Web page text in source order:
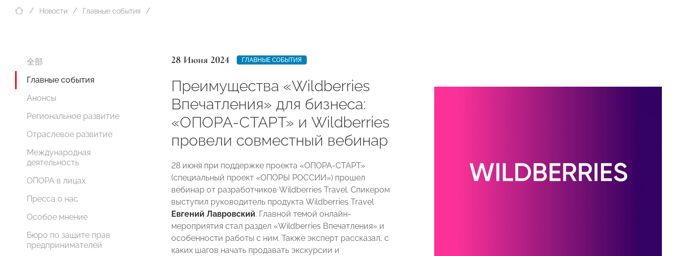
Новости Главные события
全部
Главные события
Анонсы
Региональное развитие
Отраслевое развитие
Международная
деятельность
ОПОРА в лицах
Пресса о нас
Особое мнение
Бюро по защите прав
предпринимателей
28 Июня 2024 ГЛАВНЫЕ СОБЫТИЯ
Преимущества «Wildberries
Впечатления» для бизнеса:
«ОПОРА-СТАРТ» и Wildberries
провели совместный вебинар
28 июня при поддержке проекта «ОПОРА-СТАРТ»
(специальный проект «ОПОРЫ РОССИИ») прошел
вебинар от разработчиков Wildberries Travel. Спикером
выступил руководитель продукта Wildberries Travel
Евгений Лавровский. Главной темой онлайн-
мероприятия стал раздел «Wildberries Впечатления» и
особенности работы с ним. Также эксперт рассказал, с
каких шагов начать продавать экскурсии и